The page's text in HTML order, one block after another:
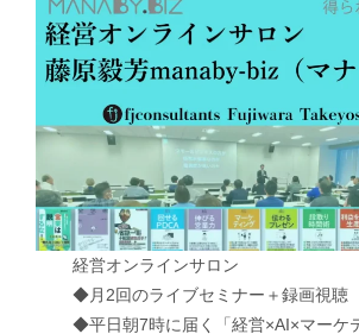
経営オンラインサロン
◆月2回のライブセミナー＋録画視聴
◆平日朝7時に届く「経営×AI×マーケ